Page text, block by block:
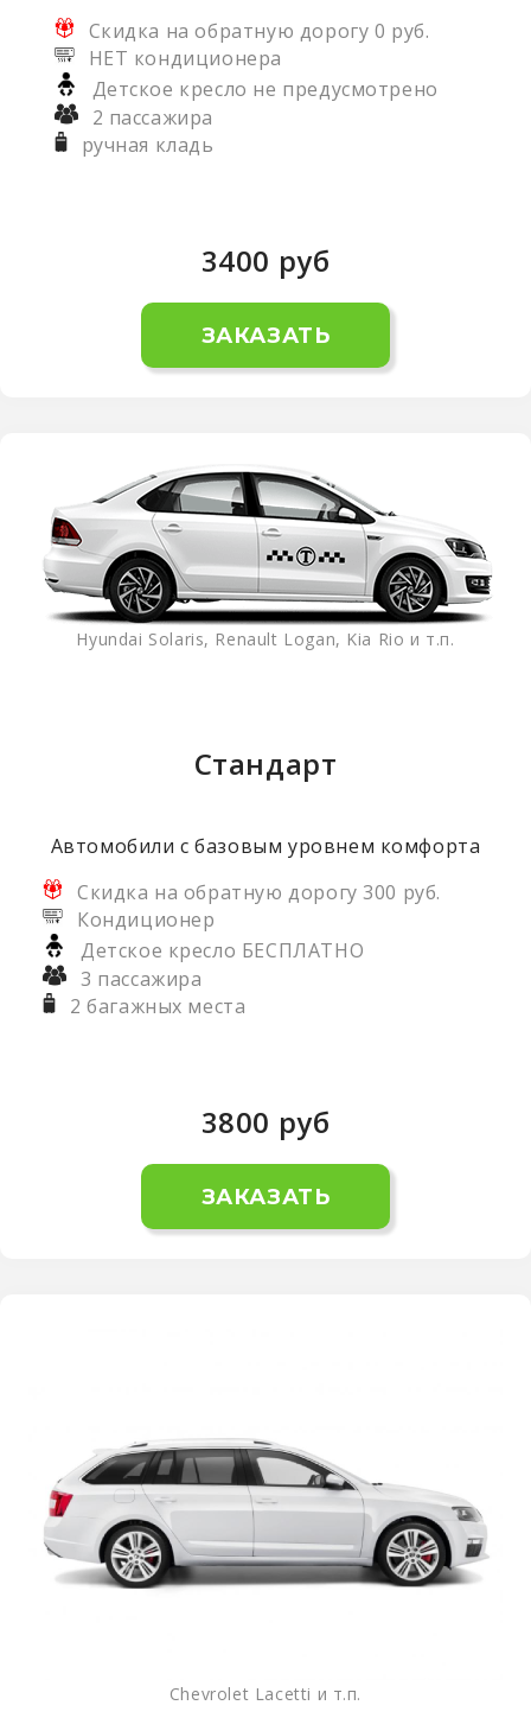
Скидка на обратную дорогу 0 руб.
НЕТ кондиционера
Детское кресло не предусмотрено
2 пассажира
ручная кладь
3400 руб
ЗАКАЗАТЬ
Hyundai Solaris, Renault Logan, Kia Rio и т.п.
Стандарт
Автомобили с базовым уровнем комфорта
Скидка на обратную дорогу 300 руб.
Кондиционер
Детское кресло БЕСПЛАТНО
3 пассажира
2 багажных места
3800 руб
ЗАКАЗАТЬ
Chevrolet Lacetti и т.п.